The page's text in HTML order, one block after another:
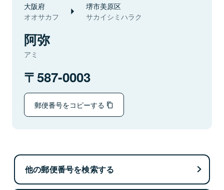
大阪府
オオサカフ
堺市美原区
サカイシミハラク
阿弥
アミ
587-0003
郵便番号をコピーする
他の郵便番号を検索する